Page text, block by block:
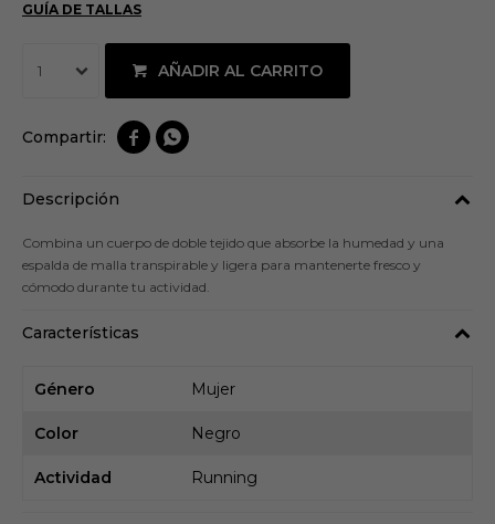
GUÍA DE TALLAS
1 AÑADIR AL CARRITO
 
Descripción
Combina un cuerpo de doble tejido que absorbe la humedad y una
espalda de malla transpirable y ligera para mantenerte fresco y
cómodo durante tu actividad.
Características
Género Mujer
Color Negro
Actividad Running